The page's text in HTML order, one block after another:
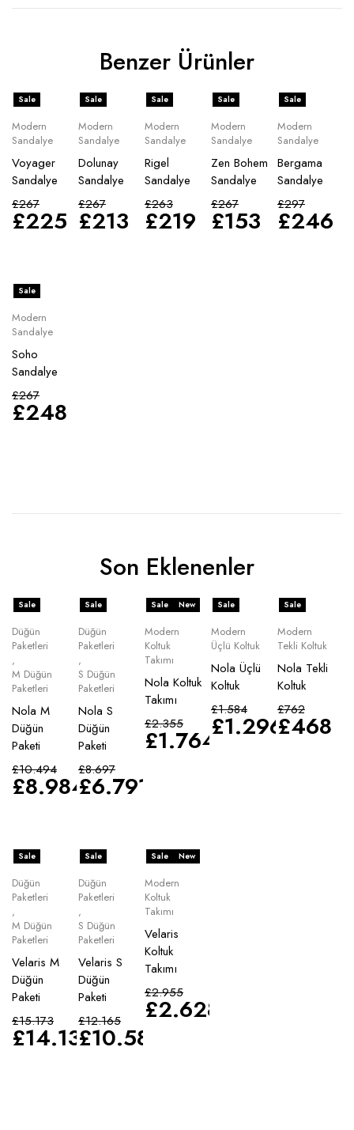
Benzer Ürünler
Sale
Modern
Sandalye
Voyager
Sandalye
£267
£225
Sale
Modern
Sandalye
Dolunay
Sandalye
£267
£213
Sale
Modern
Sandalye
Rigel
Sandalye
£263
£219
Sale
Modern
Sandalye
Zen Bohem
Sandalye
£267
£153
Sale
Modern
Sandalye
Bergama
Sandalye
£297
£246
Sale
Modern
Sandalye
Soho
Sandalye
£267
£248
Son Eklenenler
Sale
Düğün
Paketleri
,
M Düğün
Paketleri
Nola M
Düğün
Paketi
£10.494
£8.984
Sale
Düğün
Paketleri
,
S Düğün
Paketleri
Nola S
Düğün
Paketi
£8.697
£6.791
Sale New
Modern
Koltuk
Takımı
Nola Koltuk
Takımı
£2.355
£1.764
Sale
Modern
Üçlü Koltuk
Nola Üçlü
Koltuk
£1.584
£1.296
Sale
Modern
Tekli Koltuk
Nola Tekli
Koltuk
£762
£468
Sale
Düğün
Paketleri
,
M Düğün
Paketleri
Velaris M
Düğün
Paketi
£15.173
£14.135
Sale
Düğün
Paketleri
,
S Düğün
Paketleri
Velaris S
Düğün
Paketi
£12.165
£10.583
Sale New
Modern
Koltuk
Takımı
Velaris
Koltuk
Takımı
£2.955
£2.628